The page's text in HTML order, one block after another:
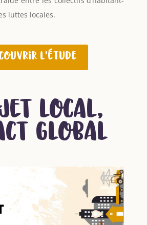
luttes locales.
l'étude
local,
Global